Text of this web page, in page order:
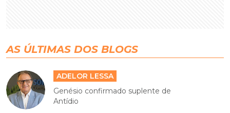
AS ÚLTIMAS DOS BLOGS
ADELOR LESSA
Genésio confirmado suplente de
Antídio